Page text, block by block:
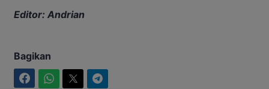
Editor: Andrian
Bagikan